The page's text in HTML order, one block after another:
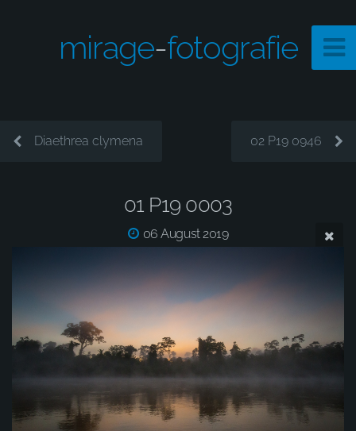
mirage-fotografie
Diaethrea clymena 02 P19 0946
01 P19 0003
06 August 2019